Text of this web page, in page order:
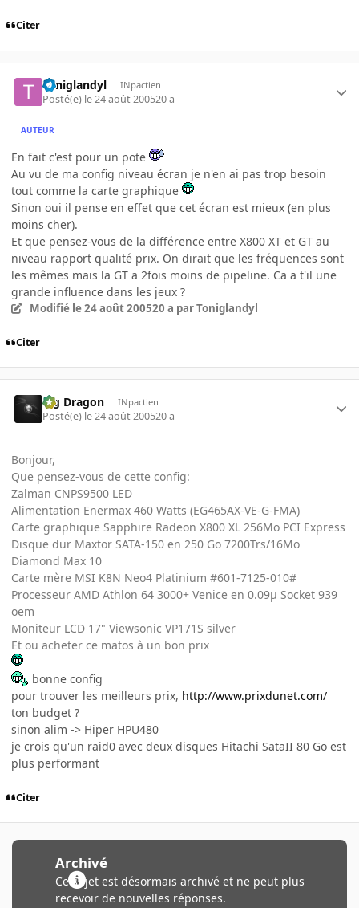
Citer
Toniglandyl INpactien
Posté(e) le 24 août 200520 a
AUTEUR
En fait c'est pour un pote
Au vu de ma config niveau écran je n'en ai pas trop besoin
tout comme la carte graphique
Sinon oui il pense en effet que cet écran est mieux (en plus
moins cher).
Et que pensez-vous de la différence entre X800 XT et GT au
niveau rapport qualité prix. On dirait que les fréquences sont
les mêmes mais la GT a 2fois moins de pipeline. Ca a t'il une
grande influence dans les jeux ?
Modifié le 24 août 200520 a par Toniglandyl
Citer
Big Dragon INpactien
Posté(e) le 24 août 200520 a
Bonjour,
Que pensez-vous de cette config:
Zalman CNPS9500 LED
Alimentation Enermax 460 Watts (EG465AX-VE-G-FMA)
Carte graphique Sapphire Radeon X800 XL 256Mo PCI Express
Disque dur Maxtor SATA-150 en 250 Go 7200Trs/16Mo
Diamond Max 10
Carte mère MSI K8N Neo4 Platinium #601-7125-010#
Processeur AMD Athlon 64 3000+ Venice en 0.09µ Socket 939
oem
Moniteur LCD 17" Viewsonic VP171S silver
Et ou acheter ce matos à un bon prix
bonne config
pour trouver les meilleurs prix, http://www.prixdunet.com/
ton budget ?
sinon alim -> Hiper HPU480
je crois qu'un raid0 avec deux disques Hitachi SataII 80 Go est
plus performant
Citer
Archivé
Ce sujet est désormais archivé et ne peut plus
recevoir de nouvelles réponses.